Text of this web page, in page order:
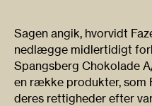
Sagen angik, hvorvidt
nedlægge midlertidigt
Spangsberg Chokolade
en række produkter, som
deres rettigheder efter